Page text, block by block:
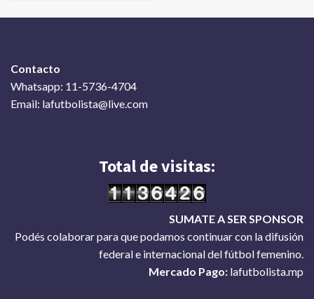
Contacto
Whatsapp: 11-5736-4704
Email: lafutbolista@live.com
Total de visitas:
SUMATE A SER SPONSOR
Podés colaborar para que podamos continuar con la difusión
federal e internacional del fútbol femenino.
Mercado Pago: lafutbolista.mp